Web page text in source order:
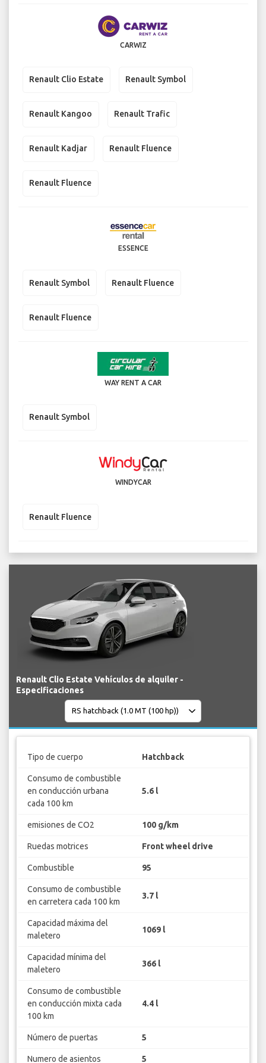
CARWIZ
Renault Clio Estate Renault Symbol
Renault Kangoo Renault Trafic
Renault Kadjar Renault Fluence
Renault Fluence
ESSENCE
Renault Symbol Renault Fluence
Renault Fluence
WAY RENT A CAR
Renault Symbol
WINDYCAR
Renault Fluence
Renault Clio Estate Vehículos de alquiler -
Especificaciones
Tipo de cuerpo Hatchback
Consumo de combustible
en conducción urbana
cada 100 km
5.6 l
emisiones de CO2 100 g/km
Ruedas motrices Front wheel drive
Combustible 95
Consumo de combustible
en carretera cada 100 km
3.7 l
Capacidad máxima del
maletero
1069 l
Capacidad mínima del
maletero
366 l
Consumo de combustible
en conducción mixta cada
100 km
4.4 l
Número de puertas 5
Numero de asientos 5